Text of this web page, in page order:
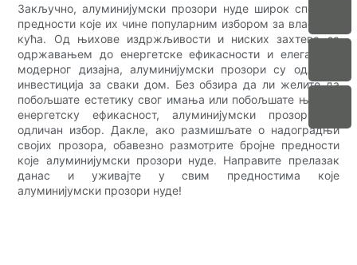
Закључно, алуминијумски прозори нуде широк спектар
предности које их чине популарним избором за власнике
кућа. Од њихове издржљивости и ниских захтева за
одржавањем до енергетске ефикасности и елегантног
модерног дизајна, алуминијумски прозори су одлична
инвестиција за сваки дом. Без обзира да ли желите да
побољшате естетику свог имања или побољшате његову
енергетску ефикасност, алуминијумски прозори су
одличан избор. Дакле, ако размишљате о надоградњи
својих прозора, обавезно размотрите бројне предности
које алуминијумски прозори нуде. Направите прелазак
данас и уживајте у свим предностима које
алуминијумски прозори нуде!